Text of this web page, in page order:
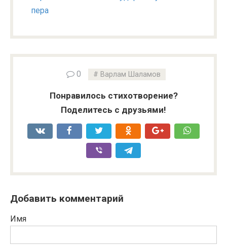
пера
0 Варлам Шаламов
Понравилось стихотворение?
Поделитесь с друзьями!
Добавить комментарий
Имя